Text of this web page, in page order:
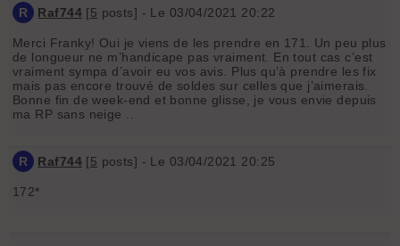
R Raf744[5 posts] - Le 03/04/2021 20:22
Merci Franky! Oui je viens de les prendre en 171. Un peu plus
de longueur ne m’handicape pas vraiment. En tout cas c’est
vraiment sympa d’avoir eu vos avis. Plus qu’à prendre les fix
mais pas encore trouvé de soldes sur celles que j’aimerais.
Bonne fin de week-end et bonne glisse, je vous envie depuis
ma RP sans neige ..
R Raf744[5 posts] - Le 03/04/2021 20:25
172*